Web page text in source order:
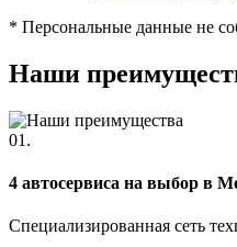
* Персональные данные не
Наши
01.
4 автосервиса на выбор в
Специализированная сеть